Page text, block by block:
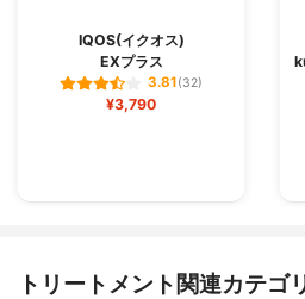
IQOS(イクオス)
EXプラス
3.81(32)
¥3,790
トリートメント関連カテゴ